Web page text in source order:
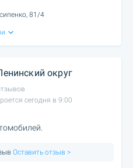
81/4
округ
сегодня в 9:00
Оставить отзыв >